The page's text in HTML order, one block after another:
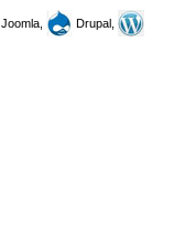
Joomla,
Drupal,